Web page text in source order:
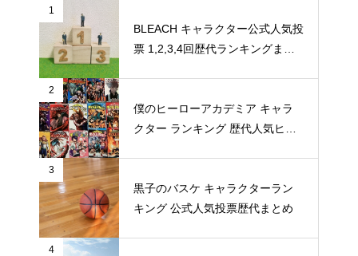
1
BLEACH キャラクター公式人気投
票 1,2,3,4回歴代ランキングまと
2
僕のヒーローアカデミア キャラ
クター ランキング 歴代人気ヒー
3
黒子のバスケ キャラクターラン
キング 公式人気投票歴代まとめ
4